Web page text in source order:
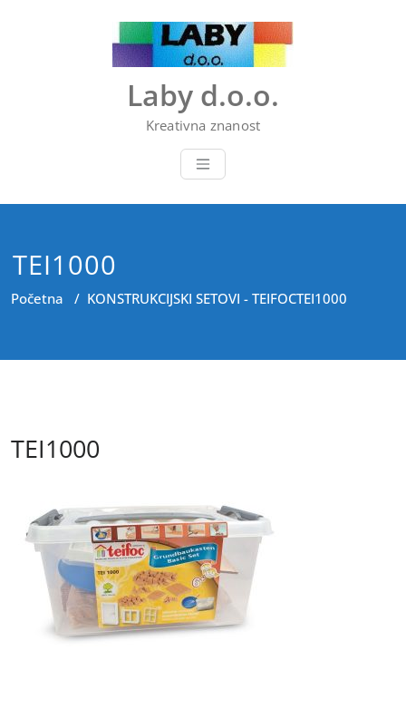
Laby d.o.o.
Kreativna znanost
TEI1000
Početna / KONSTRUKCIJSKI SETOVI - TEIFOCTEI1000
TEI1000